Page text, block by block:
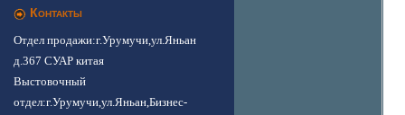
Контакты
Отдел продажи:г.Урумучи,ул.Яньан
д.367 СУАР китая
Выстовочный
отдел:г.Урумучи,ул.Яньан,Бизнес-